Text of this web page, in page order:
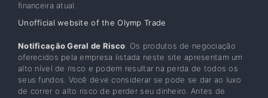
financeira atual.
Unofficial website of the Olymp Trade
Notificação Geral de Risco: Os produtos de negociação
oferecidos pela empresa listada neste site apresentam um
alto nível de risco e podem resultar na perda de todos os
seus fundos. Você deve considerar se pode se dar ao luxo
de correr o alto risco de perder seu dinheiro. Antes de